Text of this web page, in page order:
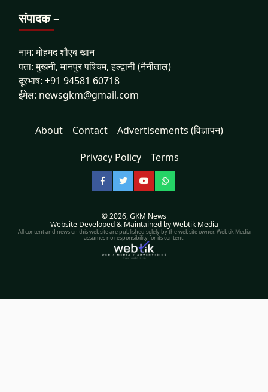
संपादक –
नाम: मोहमद शौएब खान
पता: मुखनी, मानपुर पश्चिम, हल्द्वानी (नैनीताल)
दूरभाष: +91 94581 60718
ईमेल: newsgkm@gmail.com
About Contact Advertisements (विज्ञापन)
Privacy Policy Terms
Facebook
TwitterYouTubeWhatsApp
© 2026,GKM News
Website Developed & Maintained by Webtik Media
All content and news on this website are published solely by the website owner. Webtik Media
assumes no responsibility for its content.